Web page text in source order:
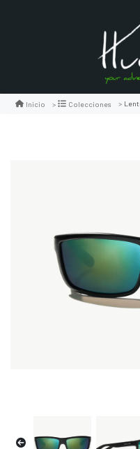
Inicio Colecciones